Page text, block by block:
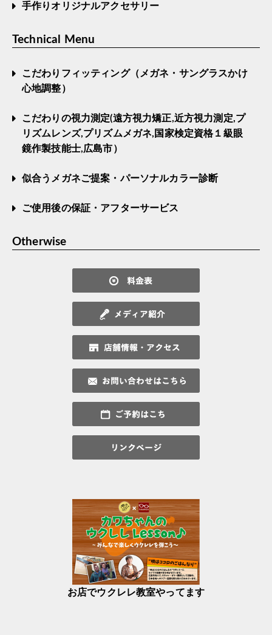
手作りオリジナルアクセサリー
Technical Menu
こだわりフィッティング（メガネ・サングラスかけ
心地調整）
こだわりの視力測定(遠方視力矯正,近方視力測定,プ
リズムレンズ,プリズムメガネ,国家検定資格１級眼
鏡作製技能士,広島市）
似合うメガネご提案・パーソナルカラー診断
ご使用後の保証・アフターサービス
Otherwise
お店でウクレレ教室やってます